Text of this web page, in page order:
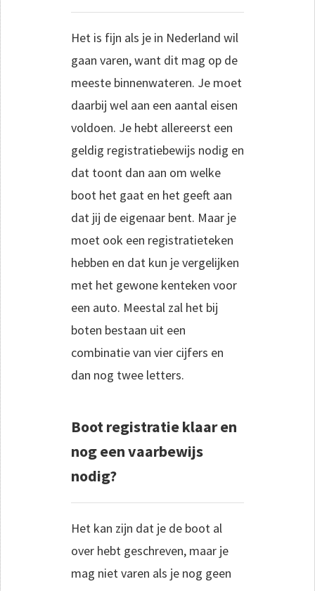
Het is fijn als je in Nederland wil
gaan varen, want dit mag op de
meeste binnenwateren. Je moet
daarbij wel aan een aantal eisen
voldoen. Je hebt allereerst een
geldig registratiebewijs nodig en
dat toont dan aan om welke
boot het gaat en het geeft aan
dat jij de eigenaar bent. Maar je
moet ook een registratieteken
hebben en dat kun je vergelijken
met het gewone kenteken voor
een auto. Meestal zal het bij
boten bestaan uit een
combinatie van vier cijfers en
dan nog twee letters.
Boot registratie klaar en
nog een vaarbewijs
nodig?
Het kan zijn dat je de boot al
over hebt geschreven, maar je
mag niet varen als je nog geen